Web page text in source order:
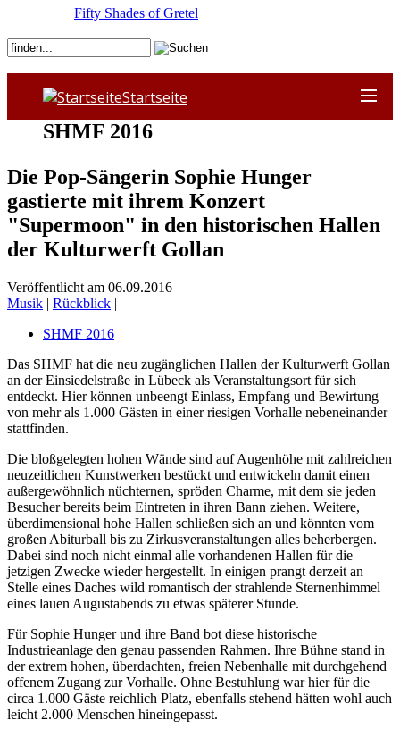
Startseite
SHMF 2016
Die Pop-Sängerin Sophie Hunger
gastierte mit ihrem Konzert
"Supermoon" in den historischen Hallen
der Kulturwerft Gollan
Veröffentlicht am 06.09.2016
Musik | Rückblick |
SHMF 2016
Das SHMF hat die neu zugänglichen Hallen der Kulturwerft Gollan
an der Einsiedelstraße in Lübeck als Veranstaltungsort für sich
entdeckt. Hier können unbeengt Einlass, Empfang und Bewirtung
von mehr als 1.000 Gästen in einer riesigen Vorhalle nebeneinander
stattfinden.
Die bloßgelegten hohen Wände sind auf Augenhöhe mit zahlreichen
neuzeitlichen Kunstwerken bestückt und entwickeln damit einen
außergewöhnlich nüchternen, spröden Charme, mit dem sie jeden
Besucher bereits beim Eintreten in ihren Bann ziehen. Weitere,
überdimensional hohe Hallen schließen sich an und könnten vom
großen Abiturball bis zu Zirkusveranstaltungen alles beherbergen.
Dabei sind noch nicht einmal alle vorhandenen Hallen für die
jetzigen Zwecke wieder hergestellt. In einigen prangt derzeit an
Stelle eines Daches wild romantisch der strahlende Sternenhimmel
eines lauen Augustabends zu etwas späterer Stunde.
Für Sophie Hunger und ihre Band bot diese historische
Industrieanlage den genau passenden Rahmen. Ihre Bühne stand in
der extrem hohen, überdachten, freien Nebenhalle mit durchgehend
offenem Zugang zur Vorhalle. Ohne Bestuhlung war hier für die
circa 1.000 Gäste reichlich Platz, ebenfalls stehend hätten wohl auch
leicht 2.000 Menschen hineingepasst.
Fifty Shades of Gretel